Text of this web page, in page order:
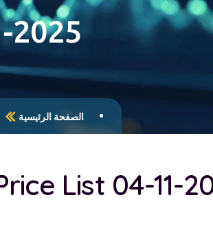
2025
الصفحة الرئيسية
List 04-11-